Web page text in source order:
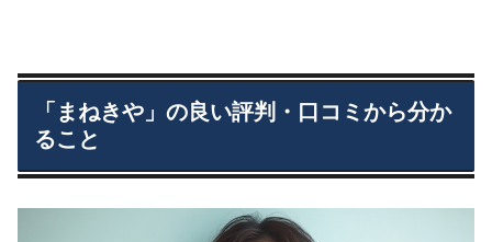
「まねきや」の良い評判・口コミから分か
ること